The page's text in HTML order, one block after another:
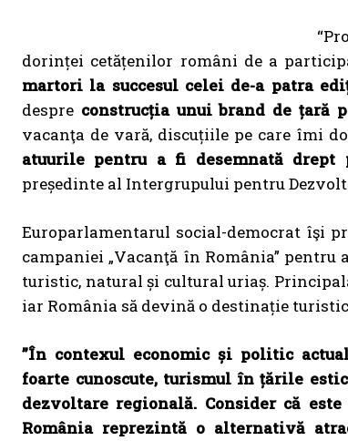
dorinței cetățenilor români de a
martori la succesul celei de-a patra
despre construcția unui brand de țară
vacanţa de vară, discuțiile pe care îmi
atuurile pentru a fi desemnată
președinte al Intergrupului pentru
Europarlamentarul social-democrat îşi
campaniei „Vacanţă în România”
turistic, natural și cultural uriaș.
iar România să devină o destinație
”În contexul economic și politic
foarte cunoscute, turismul în țările
dezvoltare regională. Consider că
România reprezintă o alternativă